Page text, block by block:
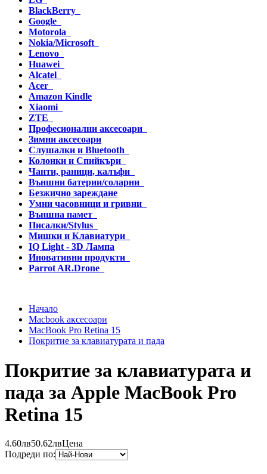
BlackBerry
Google
Motorola
Nokia/Microsoft
Lenovo
Huawei
Alcatel
Acer
Amazon Kindle
Xiaomi
ZTE
Професионални аксесоари
Зимни аксесоари
Слушалки и Bluetooth
Колонки и Спийкъри
Чанти, раници, калъфи
Външни батерии/соларни
Безжично зареждане
Умни часовници и гривни
Външна памет
Писалки/Stylus
Мишки и Клавиатури
IQ Light - 3D Лампа
Иновативни продукти
Parrot AR.Drone
Начало
Macbook аксесоари
MacBook Pro Retina 15
Покритие за клавиатурата и пада
Покритие за клавиатурата и
пада за Apple MacBook Pro
Retina 15
4.60лв50.62лвЦена
Подреди по: